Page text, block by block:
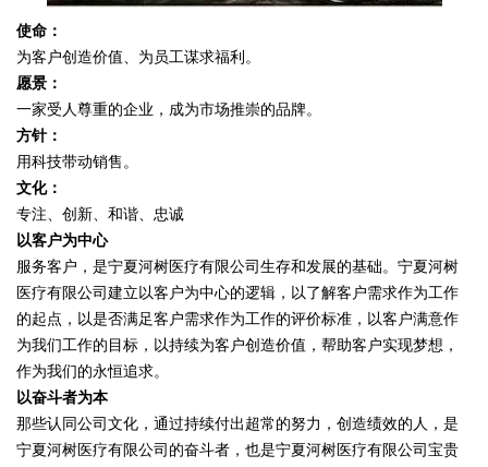
使命：
为客户创造价值、为员工谋求福利。
愿景：
一家受人尊重的企业，成为市场推崇的品牌。
方针：
用科技带动销售。
文化：
专注、创新、和谐、忠诚
以客户为中心
服务客户，是宁夏河树医疗有限公司生存和发展的基础。宁夏河树
医疗有限公司建立以客户为中心的逻辑，以了解客户需求作为工作
的起点，以是否满足客户需求作为工作的评价标准，以客户满意作
为我们工作的目标，以持续为客户创造价值，帮助客户实现梦想，
作为我们的永恒追求。
以奋斗者为本
那些认同公司文化，通过持续付出超常的努力，创造绩效的人，是
宁夏河树医疗有限公司的奋斗者，也是宁夏河树医疗有限公司宝贵